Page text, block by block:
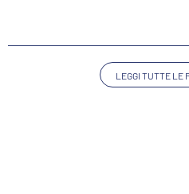
TICKET GIFT CARD
STADIO TARDINILEGGI TUTTE LE